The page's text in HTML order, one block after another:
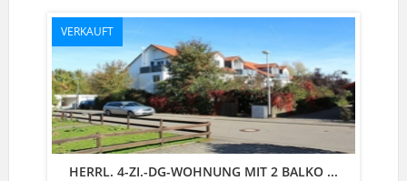
VERKAUFT
HERRL. 4-ZI.-DG-WOHNUNG MIT 2 BALKO ...